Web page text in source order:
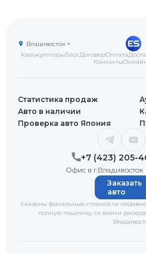
КалькуляторыБлогДоговорОплата
Контакты
Владивосток
+7 (423) 205-
Офис в г.Владивосток
Статистика продаж
Авто в наличии
Проверка авто Япония
Указаны финальные стоимости
полную пошлину, со всеми
Заказать
авто